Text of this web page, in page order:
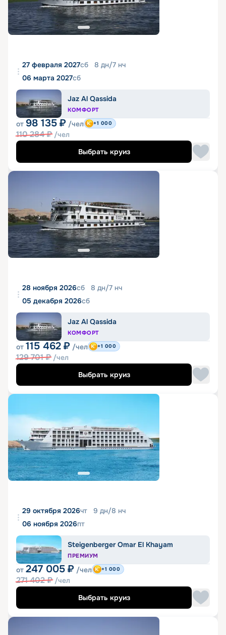
27 февраля 2027сб 8 дн/7 нч
06 марта 2027сб
Jaz Al Qassida
КОМФОРТ
от 98 135 ₽ /чел
110 284₽ /чел
+1 000
Выбрать круиз
28 ноября 2026сб 8 дн/7 нч
05 декабря 2026сб
Jaz Al Qassida
КОМФОРТ
от 115 462 ₽ /чел
129 701₽ /чел
+1 000
Выбрать круиз
29 октября 2026чт 9 дн/8 нч
06 ноября 2026пт
Steigenberger Omar El Khayam
ПРЕМИУМ
от 247 005 ₽ /чел
271 402₽ /чел
+1 000
Выбрать круиз